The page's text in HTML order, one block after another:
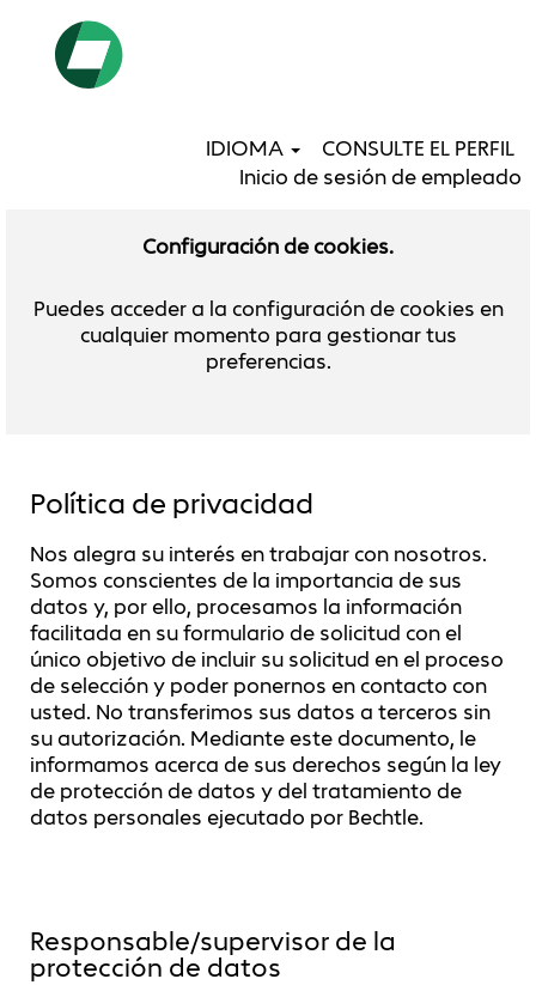
IDIOMA
CONSULTE EL PERFIL
Inicio de sesión de empleado
ConfiguraciónConfiguración de cookies.
Puedes acceder a la configuración de cookies en
cualquier momento para gestionar tus
preferencias.
Política de privacidad
Nos alegra su interés en trabajar con nosotros.
Somos conscientes de la importancia de sus
datos y, por ello, procesamos la información
facilitada en su formulario de solicitud con el
único objetivo de incluir su solicitud en el proceso
de selección y poder ponernos en contacto con
usted. No transferimos sus datos a terceros sin
su autorización. Mediante este documento, le
informamos acerca de sus derechos según la ley
de protección de datos y del tratamiento de
datos personales ejecutado por Bechtle.
Responsable/supervisor de la
protección de datos